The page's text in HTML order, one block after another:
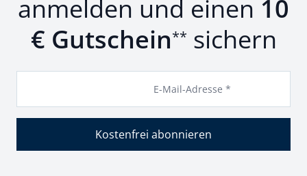
anmelden und einen 10
€ Gutschein** sichern
E-Mail-Adresse *
Kostenfrei abonnieren